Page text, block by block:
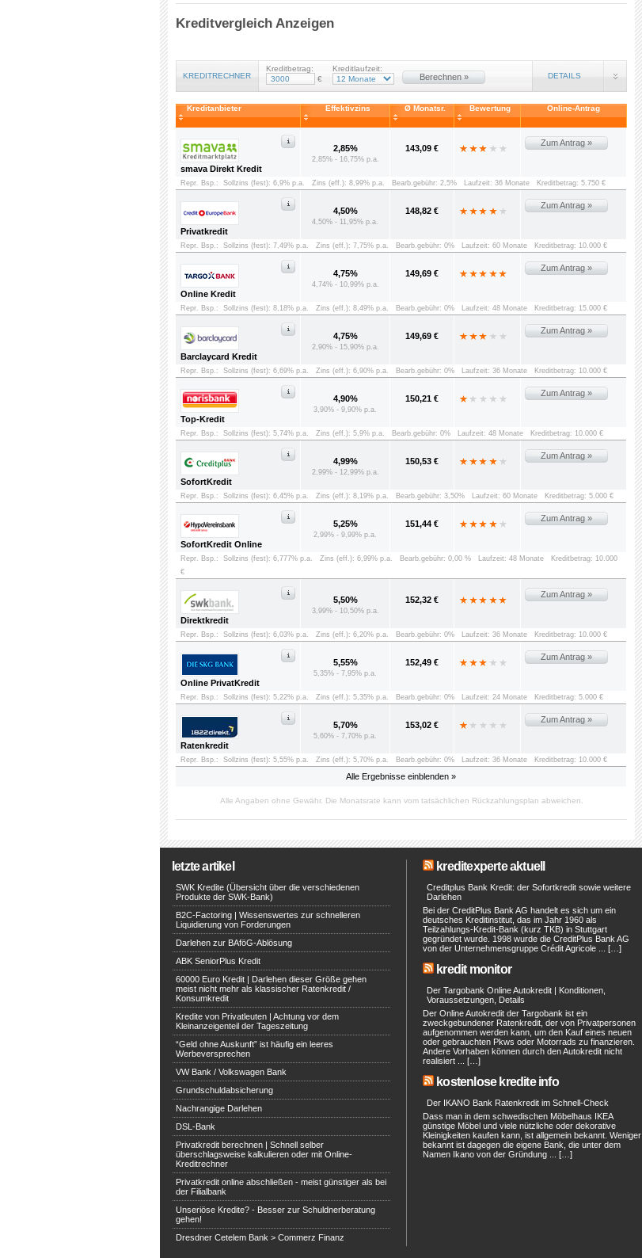
Kreditvergleich Anzeigen
KREDITRECHNER
Kreditbetrag:
€
Kreditlaufzeit:
Berechnen » DETAILS
Kreditanbieter Effektivzins Ø Monatsr. Bewertung Online-Antrag
Alle Ergebnisse einblenden »
smava Direkt Kredit
2,85%
2,85% - 16,75% p.a.
143,09 €
Zum Antrag »
Repr. Bsp.: Sollzins (fest): 6,9% p.a. Zins (eff.): 8,99% p.a. Bearb.gebühr: 2,5% Laufzeit: 36 Monate Kreditbetrag: 5.750 €
Privatkredit
4,50%
4,50% - 11,95% p.a.
148,82 €
Zum Antrag »
Repr. Bsp.: Sollzins (fest): 7,49% p.a. Zins (eff.): 7,75% p.a. Bearb.gebühr: 0% Laufzeit: 60 Monate Kreditbetrag: 10.000 €
Online Kredit
4,75%
4,74% - 10,99% p.a.
149,69 €
Zum Antrag »
Repr. Bsp.: Sollzins (fest): 8,18% p.a. Zins (eff.): 8,49% p.a. Bearb.gebühr: 0% Laufzeit: 48 Monate Kreditbetrag: 15.000 €
Barclaycard Kredit
4,75%
2,90% - 15,90% p.a.
149,69 €
Zum Antrag »
Repr. Bsp.: Sollzins (fest): 6,69% p.a. Zins (eff.): 6,90% p.a. Bearb.gebühr: 0% Laufzeit: 36 Monate Kreditbetrag: 10.000 €
Top-Kredit
4,90%
3,90% - 9,90% p.a.
150,21 €
Zum Antrag »
Repr. Bsp.: Sollzins (fest): 5,74% p.a. Zins (eff.): 5,9% p.a. Bearb.gebühr: 0% Laufzeit: 48 Monate Kreditbetrag: 10.000 €
SofortKredit
4,99%
2,99% - 12,99% p.a.
150,53 €
Zum Antrag »
Repr. Bsp.: Sollzins (fest): 6,45% p.a. Zins (eff.): 8,19% p.a. Bearb.gebühr: 3,50% Laufzeit: 60 Monate Kreditbetrag: 5.000 €
SofortKredit Online
5,25%
2,99% - 9,99% p.a.
151,44 €
Zum Antrag »
Repr. Bsp.: Sollzins (fest): 6,777% p.a. Zins (eff.): 6,99% p.a. Bearb.gebühr: 0,00 % Laufzeit: 48 Monate
Kreditbetrag: 10.000
€
Direktkredit
5,50%
3,99% - 10,50% p.a.
152,32 €
Zum Antrag »
Repr. Bsp.: Sollzins (fest): 6,03% p.a. Zins (eff.): 6,20% p.a. Bearb.gebühr: 0% Laufzeit: 36 Monate Kreditbetrag: 10.000 €
Online PrivatKredit
5,55%
5,35% - 7,95% p.a.
152,49 €
Zum Antrag »
Repr. Bsp.: Sollzins (fest): 5,22% p.a. Zins (eff.): 5,35% p.a. Bearb.gebühr: 0% Laufzeit: 24 Monate Kreditbetrag: 5.000 €
Ratenkredit
5,70%
5,60% - 7,70% p.a.
153,02 €
Zum Antrag »
Repr. Bsp.: Sollzins (fest): 5,55% p.a. Zins (eff.): 5,70% p.a. Bearb.gebühr: 0% Laufzeit: 36 Monate Kreditbetrag: 10.000 €
Alle Angaben ohne Gewähr. Die Monatsrate kann vom tatsächlichen Rückzahlungsplan abweichen.
letzte artikel
SWK Kredite (Übersicht über die verschiedenen
Produkte der SWK-Bank)
B2C-Factoring | Wissenswertes zur schnelleren
Liquidierung von Forderungen
Darlehen zur BAföG-Ablösung
ABK SeniorPlus Kredit
60000 Euro Kredit | Darlehen dieser Größe gehen
meist nicht mehr als klassischer Ratenkredit /
Konsumkredit
Kredite von Privatleuten | Achtung vor dem
Kleinanzeigenteil der Tageszeitung
“Geld ohne Auskunft” ist häufig ein leeres
Werbeversprechen
VW Bank / Volkswagen Bank
Grundschuldabsicherung
Nachrangige Darlehen
DSL-Bank
Privatkredit berechnen | Schnell selber
überschlagsweise kalkulieren oder mit Online-
Kreditrechner
Privatkredit online abschließen - meist günstiger als bei
der Filialbank
Unseriöse Kredite? - Besser zur Schuldnerberatung
gehen!
Dresdner Cetelem Bank > Commerz Finanz
kreditexperte aktuell
Creditplus Bank Kredit: der Sofortkredit sowie weitere
Darlehen
Bei der CreditPlus Bank AG handelt es sich um ein
deutsches Kreditinstitut, das im Jahr 1960 als
Teilzahlungs-Kredit-Bank (kurz TKB) in Stuttgart
gegründet wurde. 1998 wurde die CreditPlus Bank AG
von der Unternehmensgruppe Crédit Agricole ... […]
kredit monitor
Der Targobank Online Autokredit | Konditionen,
Voraussetzungen, Details
Der Online Autokredit der Targobank ist ein
zweckgebundener Ratenkredit, der von Privatpersonen
aufgenommen werden kann, um den Kauf eines neuen
oder gebrauchten Pkws oder Motorrads zu finanzieren.
Andere Vorhaben können durch den Autokredit nicht
realisiert ... […]
kostenlose kredite info
Der IKANO Bank Ratenkredit im Schnell-Check
Dass man in dem schwedischen Möbelhaus IKEA
günstige Möbel und viele nützliche oder dekorative
Kleinigkeiten kaufen kann, ist allgemein bekannt. Weniger
bekannt ist dagegen die eigene Bank, die unter dem
Namen Ikano von der Gründung ... […]